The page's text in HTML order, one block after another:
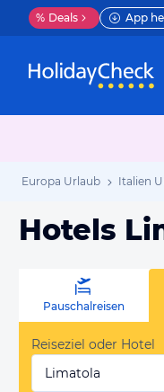
% Deals App
Europa Urlaub Italien
Hotels
Pauschalreisen
Reiseziel oder Hotel
Limatola